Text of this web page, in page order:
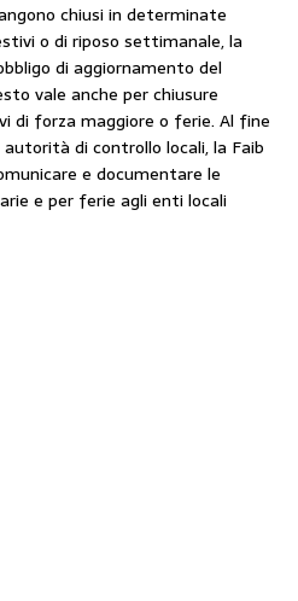
chiusi in determinate
o di riposo settimanale, la
di aggiornamento del
vale anche per chiusure
di forza maggiore o ferie. Al fine
di controllo locali, la Faib
e documentare le
e per ferie agli enti locali